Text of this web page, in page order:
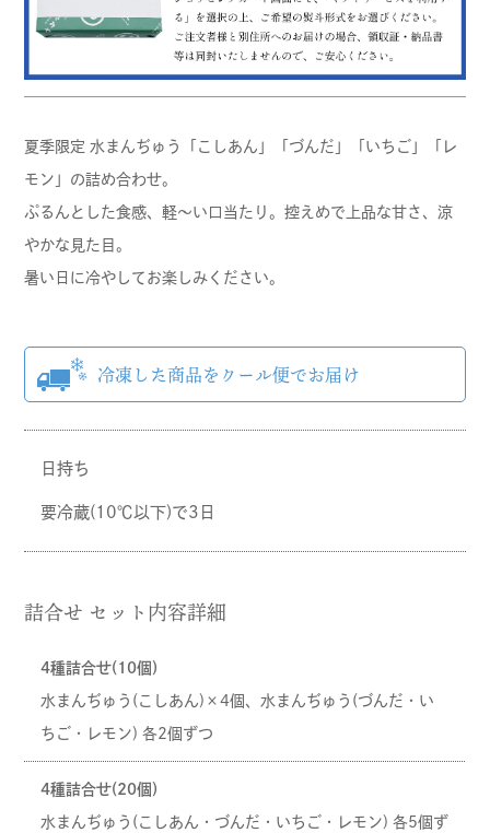
夏季限定 水まんぢゅう「こしあん」「づんだ」「いちご」「レ
モン」の詰め合わせ。
ぷるんとした食感、軽～い口当たり。控えめで上品な甘さ、涼
やかな見た目。
暑い日に冷やしてお楽しみください。
日持ち
要冷蔵(10℃以下)で3日
詰合せ セット内容詳細
4種詰合せ(10個)
水まんぢゅう(こしあん)×4個、水まんぢゅう(づんだ・い
ちご・レモン) 各2個ずつ
4種詰合せ(20個)
水まんぢゅう(こしあん・づんだ・いちご・レモン) 各5個ず